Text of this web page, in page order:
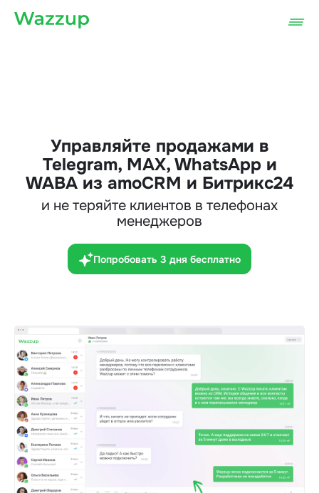
Управляйте продажами в
Telegram, MAX, WhatsApp и
WABA из amoCRM и Битрикс24
и не теряйте клиентов в телефонах
менеджеров
Попробовать 3 дня бесплатно